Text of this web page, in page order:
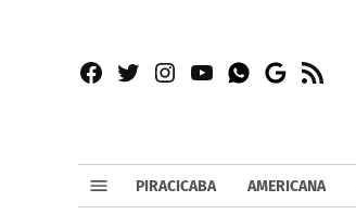
Facebook
TwitterInstagram
YouTubeWhatsapp
Google
RSS
PIRACICABA AMERICANA